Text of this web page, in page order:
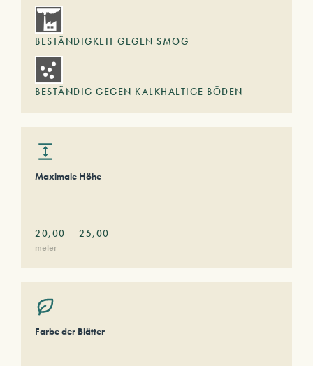
BESTÄNDIGKEIT GEGEN SMOG
BESTÄNDIG GEGEN KALKHALTIGE BÖDEN
Maximale Höhe
20,00 – 25,00
meter
Farbe der Blätter